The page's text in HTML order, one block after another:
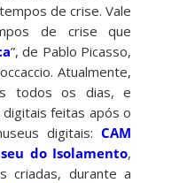
de crise. Vale
de crise que
”, de Pablo Picasso,
Atualmente,
todos os dias, e
feitas após o
digitais:CAM
do Isolamento,
criadas, durante a